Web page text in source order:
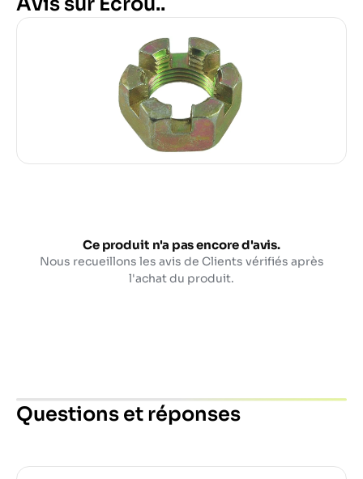
Ce produit n'a pas encore d'avis.
Nous recueillons les avis de Clients vérifiés après
l'achat du produit.
Questions et réponses